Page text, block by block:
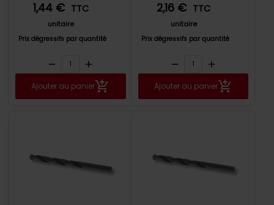
1,44 € TTC
unitaire
Prix dégressifs par quantité
remove add
Ajouter au panier
2,16 € TTC
unitaire
Prix dégressifs par quantité
remove add
Ajouter au panier